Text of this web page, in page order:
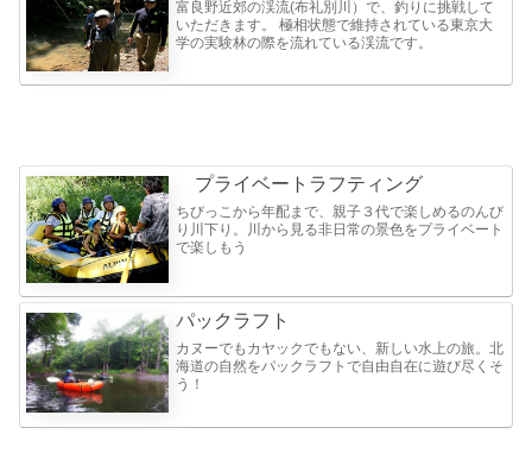
富良野近郊の渓流(布礼別川）で、釣りに挑戦して
いただきます。 極相状態で維持されている東京大
学の実験林の際を流れている渓流です。
プライベートラフティング
ちびっこから年配まで、親子３代で楽しめるのんび
り川下り。川から見る非日常の景色をプライベート
で楽しもう
パックラフト
カヌーでもカヤックでもない、新しい水上の旅。北
海道の自然をパックラフトで自由自在に遊び尽くそ
う！